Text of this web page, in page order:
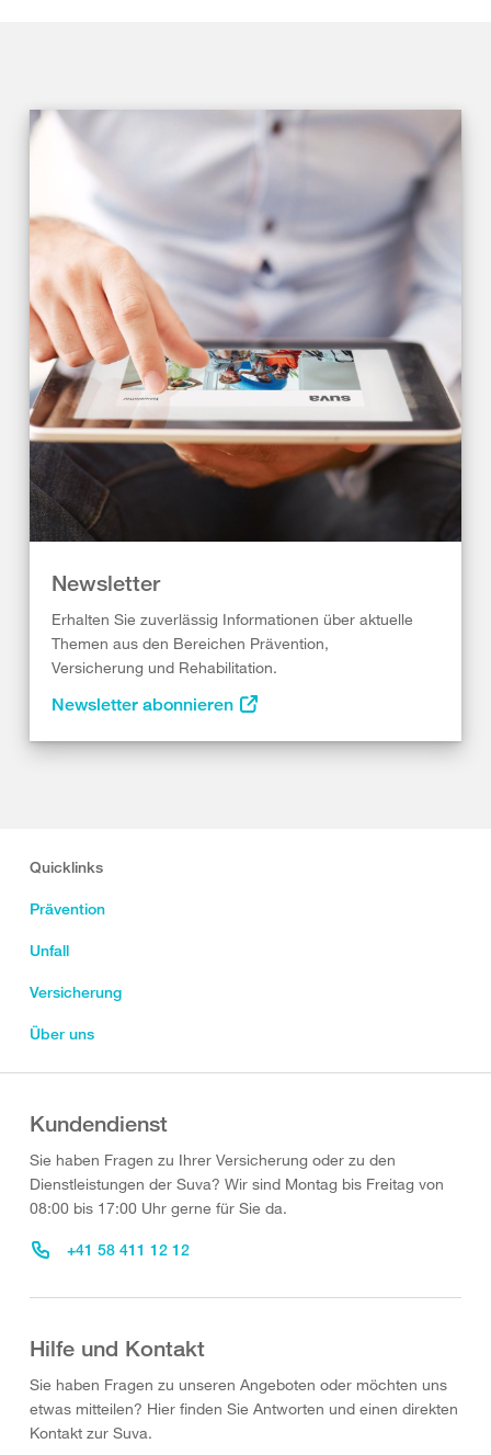
Newsletter
Erhalten Sie zuverlässig Informationen über aktuelle
Themen aus den Bereichen Prävention,
Versicherung und Rehabilitation.
Newsletter abonnieren
Quicklinks
Prävention
Unfall
Versicherung
Über uns
Kundendienst
Sie haben Fragen zu Ihrer Versicherung oder zu den
Dienstleistungen der Suva? Wir sind Montag bis Freitag von
08:00 bis 17:00 Uhr gerne für Sie da.
+41 58 411 12 12
Hilfe und Kontakt
Sie haben Fragen zu unseren Angeboten oder möchten uns
etwas mitteilen? Hier finden Sie Antworten und einen direkten
Kontakt zur Suva.